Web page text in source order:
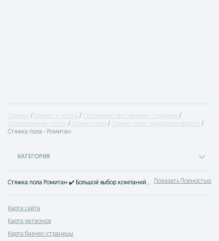
Главная Бизнес и услуги
Строительство / ремонт / отделка
Cтроительные услуги
Стяжка пола
Стяжка пола - Бухарская область
Стяжка пола - Ромитан
КАТЕГОРИЯ
Стяжка пола Ромитан ✔️ Большой выбор компаний и частных мастеров по стяжке полов ✔️ Доступные цены ☝ Заказать услуги сварщика можно на OLX.uz! Показать Полностью
Карта сайта
Карта регионов
Карта бизнес-страницы